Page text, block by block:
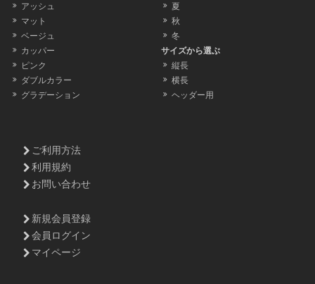
アッシュ
マット
ベージュ
カッパー
ピンク
ダブルカラー
グラデーション
夏
秋
冬
サイズから選ぶ
縦長
横長
ヘッダー用
ご利用方法
利用規約
お問い合わせ
新規会員登録
会員ログイン
マイページ